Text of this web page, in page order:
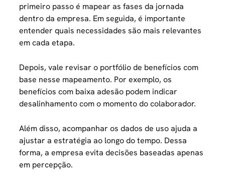
primeiro passo é mapear as fases da jornada
dentro da empresa. Em seguida, é importante
entender quais necessidades são mais relevantes
em cada etapa.
Depois, vale revisar o portfólio de benefícios com
base nesse mapeamento. Por exemplo, os
benefícios com baixa adesão podem indicar
desalinhamento com o momento do colaborador.
Além disso, acompanhar os dados de uso ajuda a
ajustar a estratégia ao longo do tempo. Dessa
forma, a empresa evita decisões baseadas apenas
em percepção.